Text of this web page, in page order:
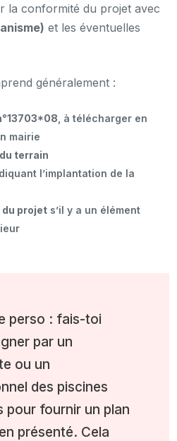
la conformité du projet avec
et les éventuelles
généralement :
, à télécharger en
mairie
terrain
l’implantation de la
du projet s’il y a un élément
perso : fais-toi
par un
ou un
des piscines
pour fournir un plan
présenté. Cela